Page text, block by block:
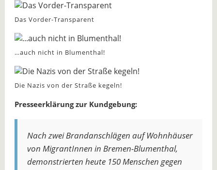
Das Vorder-Transparent
…auch nicht in Blumenthal!
Die Nazis von der Straße kegeln!
Presseerklärung zur Kundgebung:
Nach zwei Brandanschlägen auf Wohnhäuser
von MigrantInnen in Bremen-Blumenthal,
demonstrierten heute 150 Menschen gegen